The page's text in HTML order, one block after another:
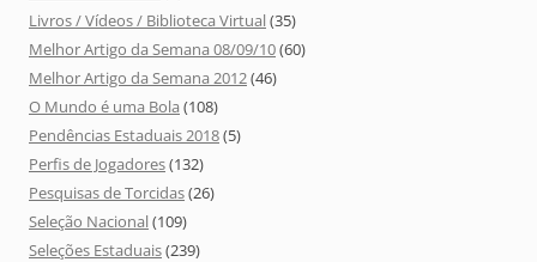
Livros / Vídeos / Biblioteca Virtual(35)
Melhor Artigo da Semana 08/09/10(60)
Melhor Artigo da Semana 2012(46)
O Mundo é uma Bola (108)
Pendências Estaduais 2018(5)
Perfis de Jogadores(132)
Pesquisas de Torcidas(26)
Seleção Nacional(109)
Seleções Estaduais(239)